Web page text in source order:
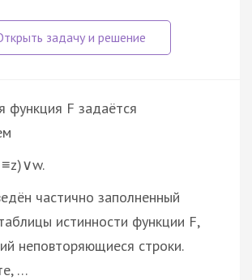
функция F задаётся
частично заполненный
истинности функции F,
неповторяющиеся строки.
…